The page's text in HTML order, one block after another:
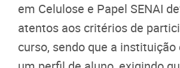
em Celulose e Papel SENAI
atentos aos critérios de
curso, sendo que a